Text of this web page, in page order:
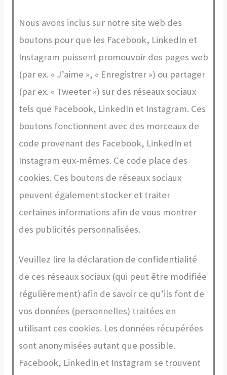
Nous avons inclus sur notre site web des
boutons pour que les Facebook, LinkedIn et
Instagram puissent promouvoir des pages web
(par ex. « J’aime », « Enregistrer ») ou partager
(par ex. « Tweeter ») sur des réseaux sociaux
tels que Facebook, LinkedIn et Instagram. Ces
boutons fonctionnent avec des morceaux de
code provenant des Facebook, LinkedIn et
Instagram eux-mêmes. Ce code place des
cookies. Ces boutons de réseaux sociaux
peuvent également stocker et traiter
certaines informations afin de vous montrer
des publicités personnalisées.
Veuillez lire la déclaration de confidentialité
de ces réseaux sociaux (qui peut être modifiée
régulièrement) afin de savoir ce qu’ils font de
vos données (personnelles) traitées en
utilisant ces cookies. Les données récupérées
sont anonymisées autant que possible.
Facebook, LinkedIn et Instagram se trouvent